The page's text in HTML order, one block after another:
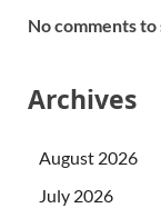
No comments to
Archives
August 2026
July 2026